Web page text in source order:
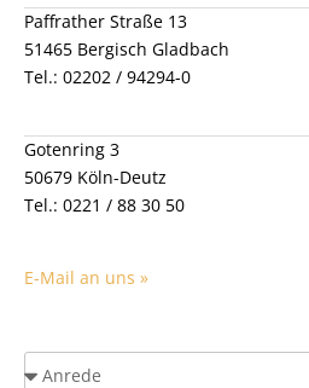
Kooperation
Karriere
Kundenempfehlungen
Paffrather Straße 13
51465 Bergisch Gladbach
Tel.: 02202 / 94294-0
Gotenring 3
50679 Köln-Deutz
Tel.: 0221 / 88 30 50
E-Mail an uns »